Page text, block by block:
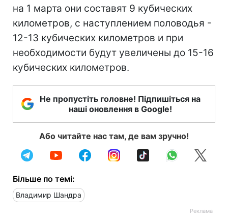
на 1 марта они составят 9 кубических
километров, с наступлением половодья -
12-13 кубических километров и при
необходимости будут увеличены до 15-16
кубических километров.
Не пропустіть головне! Підпишіться на
наші оновлення в Google!
Або читайте нас там, де вам зручно!
Більше по темі:
Владимир Шандра